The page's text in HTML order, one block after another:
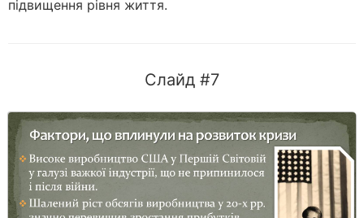
підвищення рівня життя.
Слайд #7